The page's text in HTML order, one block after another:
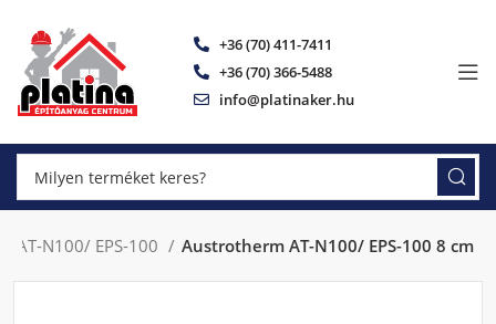
+36 (70) 411-7411
+36 (70) 366-5488
info@platinaker.hu
AT-N100/ EPS-100 Austrotherm AT-N100/ EPS-100 8 cm